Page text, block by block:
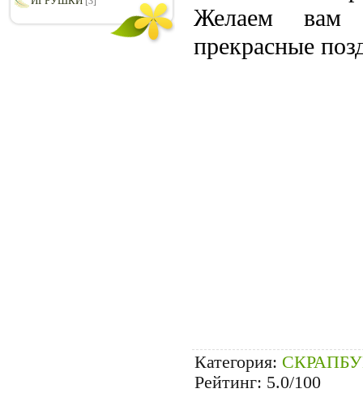
Желаем вам
прекрасные
Категория:
Рейтинг: 5.0/100